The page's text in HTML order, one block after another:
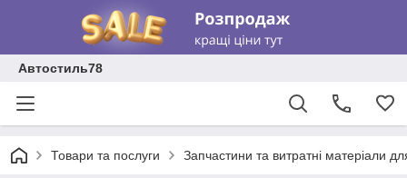
Автостиль78
Товари та послуги Запчастини та витратні матеріали